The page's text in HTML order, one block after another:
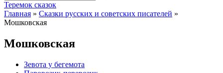
Теремок сказок
Главная » Сказки русских и советских писателей »
Мошковская
Мошковская
Зевота у бегемота